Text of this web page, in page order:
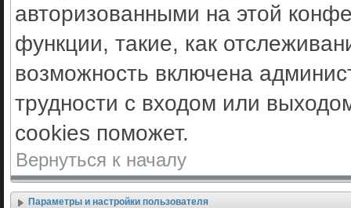
авторизованными на этой
функции, такие, как
возможность включена
трудности с входом или
cookies поможет.
Вернуться к началу
Параметры и настройки пользователя